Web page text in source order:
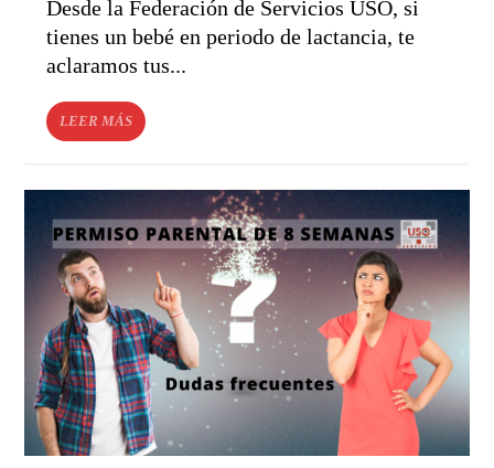
Desde la Federación de Servicios USO, si
tienes un bebé en periodo de lactancia, te
aclaramos tus...
LEER MÁS